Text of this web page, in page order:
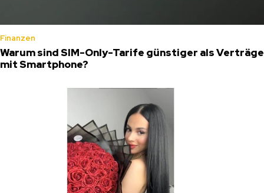
Finanzen
Warum sind SIM-Only-Tarife günstiger als Verträge
mit Smartphone?